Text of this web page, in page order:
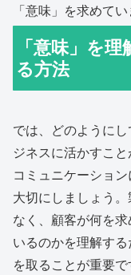
「意味」を求めてい
「意味」を
る方法
では、どのように
ジネスに活かすこ
コミュニケーショ
大切にしましょう
なく、顧客が何を
いるのかを理解す
を取ることが重要